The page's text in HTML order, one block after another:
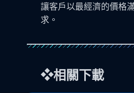
讓客戶以最經濟的價格
求。
❖相關下載